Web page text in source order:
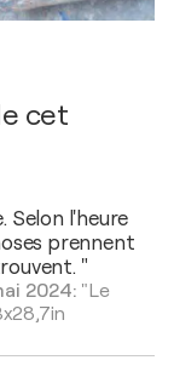
cet
Selon l'heure
prennent
"
2024: "Le